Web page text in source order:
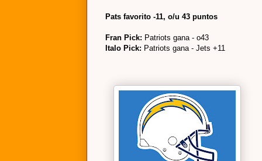
Pats favorito -11, o/u 43 puntos
Fran Pick: Patriots gana - o43
Italo Pick: Patriots gana - Jets +11